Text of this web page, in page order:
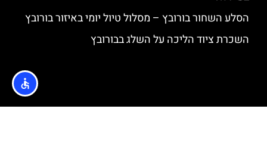
הסלע השחור בורובץ – מסלול טיול יומי באיזור בורובץ
השכרת ציוד הליכה על השלג בבורובץ